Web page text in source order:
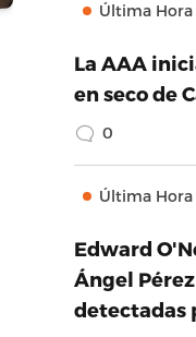
Última Hora
La AAA
en seco de
0
Última Hora
Edward
Ángel
detectadas